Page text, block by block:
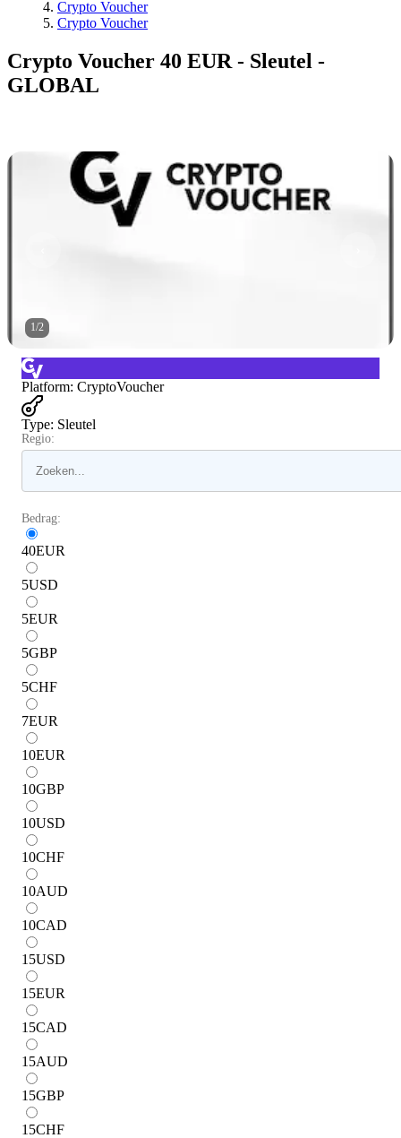
Crypto Voucher
Crypto Voucher
Crypto Voucher 40 EUR - Sleutel -
GLOBAL
1/2
Platform: CryptoVoucher
Type: Sleutel
Regio:
Bedrag:
40EUR
5USD
5EUR
5GBP
5CHF
7EUR
10EUR
10GBP
10USD
10CHF
10AUD
10CAD
15USD
15EUR
15CAD
15AUD
15GBP
15CHF